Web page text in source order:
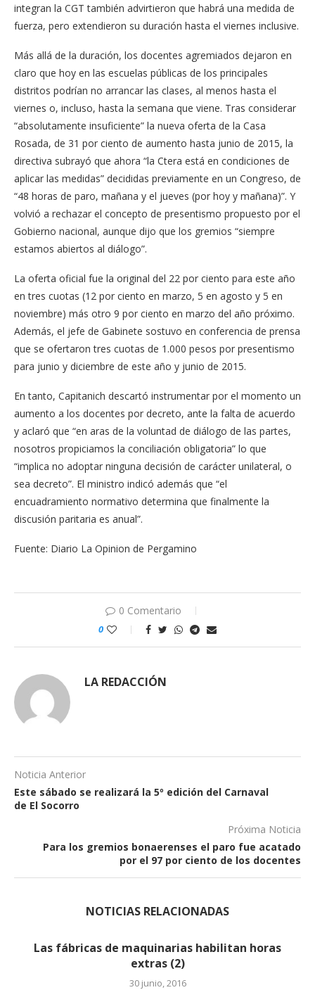
integran la CGT también advirtieron que habrá una medida de
fuerza, pero extendieron su duración hasta el viernes inclusive.
Más allá de la duración, los docentes agremiados dejaron en
claro que hoy en las escuelas públicas de los principales
distritos podrían no arrancar las clases, al menos hasta el
viernes o, incluso, hasta la semana que viene. Tras considerar
“absolutamente insuficiente” la nueva oferta de la Casa
Rosada, de 31 por ciento de aumento hasta junio de 2015, la
directiva subrayó que ahora “la Ctera está en condiciones de
aplicar las medidas” decididas previamente en un Congreso, de
“48 horas de paro, mañana y el jueves (por hoy y mañana)”. Y
volvió a rechazar el concepto de presentismo propuesto por el
Gobierno nacional, aunque dijo que los gremios “siempre
estamos abiertos al diálogo”.
La oferta oficial fue la original del 22 por ciento para este año
en tres cuotas (12 por ciento en marzo, 5 en agosto y 5 en
noviembre) más otro 9 por ciento en marzo del año próximo.
Además, el jefe de Gabinete sostuvo en conferencia de prensa
que se ofertaron tres cuotas de 1.000 pesos por presentismo
para junio y diciembre de este año y junio de 2015.
En tanto, Capitanich descartó instrumentar por el momento un
aumento a los docentes por decreto, ante la falta de acuerdo
y aclaró que “en aras de la voluntad de diálogo de las partes,
nosotros propiciamos la conciliación obligatoria” lo que
“implica no adoptar ninguna decisión de carácter unilateral, o
sea decreto”. El ministro indicó además que “el
encuadramiento normativo determina que finalmente la
discusión paritaria es anual”.
Fuente: Diario La Opinion de Pergamino
0 Comentario
0
LA REDACCIÓN
Noticia Anterior
Este sábado se realizará la 5º edición del Carnaval
de El Socorro
Próxima Noticia
Para los gremios bonaerenses el paro fue acatado
por el 97 por ciento de los docentes
NOTICIAS RELACIONADAS
Las fábricas de maquinarias habilitan horas
extras (2)
30 junio, 2016